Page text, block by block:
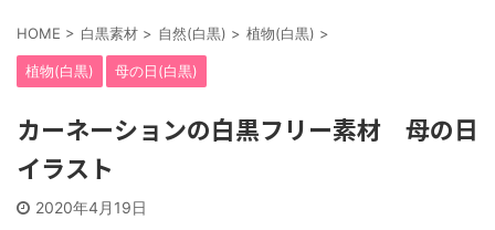
HOME > 白黒素材 > 自然(白黒) > 植物(白黒) >
植物(白黒) 母の日(白黒)
カーネーションの白黒フリー素材 母の日
イラスト
2020年4月19日